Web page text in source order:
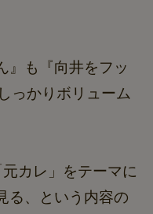
』も『向井をフッ
っかりボリューム
カレ」をテーマに
る、という内容の